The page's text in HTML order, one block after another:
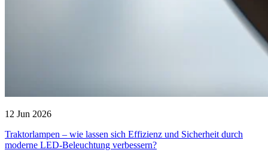
12 Jun 2026
Traktorlampen – wie lassen sich Effizienz und Sicherheit durch
moderne LED-Beleuchtung verbessern?